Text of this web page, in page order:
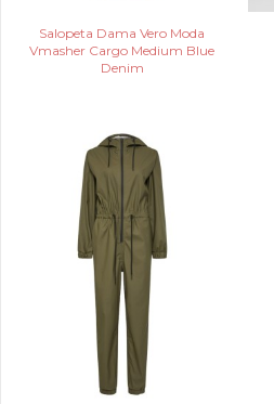
Salopeta Dama Vero Moda
Vmasher Cargo Medium Blue
Denim